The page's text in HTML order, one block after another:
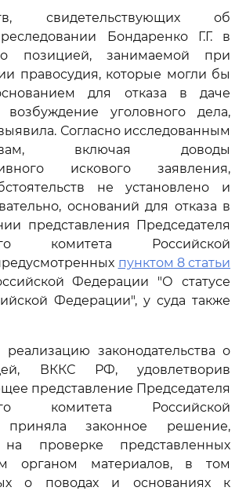
свидетельствующих об
Бондаренко Г.Г. в
позицией, занимаемой при
правосудия, которые могли бы
для отказа в даче
уголовного дела,
Согласно исследованным
включая доводы
искового заявления,
не установлено и
оснований для отказа в
представления Председателя
комитета Российской
пунктом 8 статьи
Федерации "О статусе
Федерации", у суда также
законодательства о
ВККС РФ, удовлетворив
представление Председателя
комитета Российской
приняла законное решение,
на проверке представленных
органом материалов, в том
о поводах и основаниях к